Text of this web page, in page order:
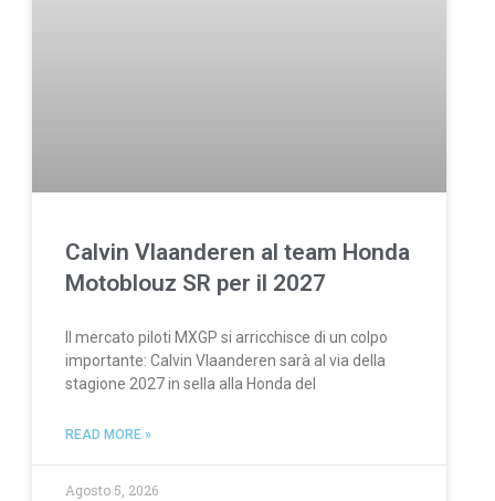
Calvin Vlaanderen al team Honda
Motoblouz SR per il 2027
Il mercato piloti MXGP si arricchisce di un colpo
importante: Calvin Vlaanderen sarà al via della
stagione 2027 in sella alla Honda del
READ MORE »
Agosto 5, 2026